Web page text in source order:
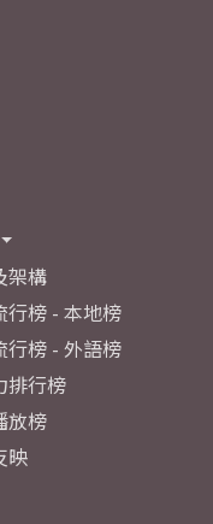
架構
行榜 - 本地榜
行榜 - 外語榜
排行榜
放榜
映